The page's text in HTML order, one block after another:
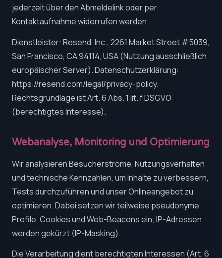
jederzeit über den Abmeldelink oder per
Kontaktaufnahme widerrufen werden.
Dienstleister: Resend, Inc., 2261 Market Street #5039,
San Francisco, CA 94114, USA (Nutzung ausschließlich
europäischer Server). Datenschutzerklärung:
https://resend.com/legal/privacy-policy.
Rechtsgrundlage ist Art. 6 Abs. 1 lit. f DSGVO
(berechtigtes Interesse).
Webanalyse, Monitoring und Optimierung
Wir analysieren Besucherströme, Nutzungsverhalten
und technische Kennzahlen, um Inhalte zu verbessern,
Tests durchzuführen und unser Onlineangebot zu
optimieren. Dabei setzen wir teilweise pseudonyme
Profile, Cookies und Web-Beacons ein; IP-Adressen
werden gekürzt (IP-Masking).
Die Verarbeitung dient berechtigten Interessen (Art. 6